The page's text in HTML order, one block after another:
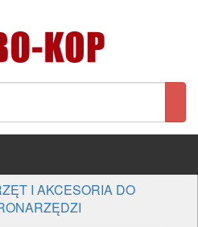
I AKCESORIA DO